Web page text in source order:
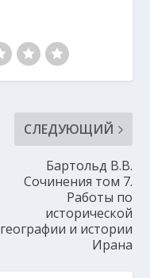
СЛЕДУЮЩИЙ
Бартольд В.В.
Сочинения том 7.
Работы по
исторической
географии и истории
Ирана